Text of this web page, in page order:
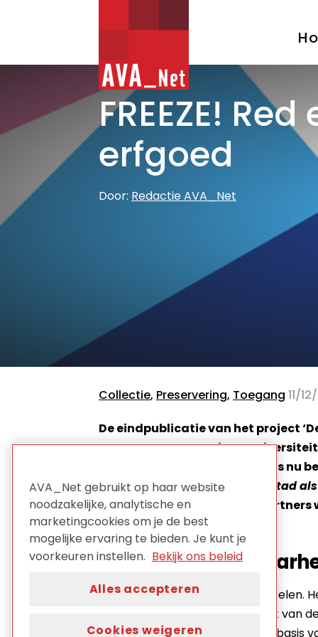
AVA_NET
FREEZE!
erfgoed
Door: Redactie AVA_Net
Collectie, Preservering, Toegang 11/
De eindpublicatie van het project
Museum, Waag Society,
Instituut voor Beeld & Geluid is nu
digitaal erfgoed. De Digitale Stad
download, deel en laat de partners
Handboek,
‘FREEZE!’ bestaat uit drie onderdelen.
’ (een resultaat van
Erfgoed is uitgewerkt) geeft op basis
AVA_Net gebruikt op haar website
noodzakelijke, analytische en
marketingcookies om je de best
mogelijke ervaring te bieden. Je kunt je
voorkeuren instellen. Bekijk ons beleid
Alles accepteren
Cookies weigeren